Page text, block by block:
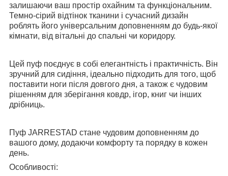
залишаючи ваш простір охайним та функціональним.
Темно-сірий відтінок тканини і сучасний дизайн
роблять його універсальним доповненням до будь-якої
кімнати, від вітальні до спальні чи коридору.
Цей пуф поєднує в собі елегантність і практичність. Він
зручний для сидіння, ідеально підходить для того, щоб
поставити ноги після довгого дня, а також є чудовим
рішенням для зберігання ковдр, ігор, книг чи інших
дрібниць.
Пуф JARRESTAD стане чудовим доповненням до
вашого дому, додаючи комфорту та порядку в кожен
день.
Особливості: